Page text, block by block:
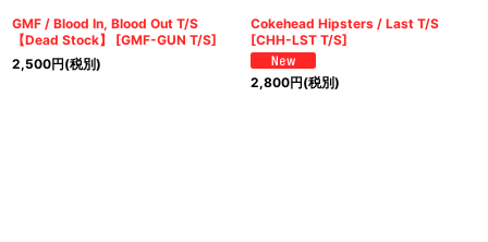
GMF / Blood In, Blood Out T/S
【Dead Stock】
[GMF-GUN T/S]
2,500円(税別)
Cokehead Hipsters / Last T/S
[CHH-LST T/S]
2,800円(税別)